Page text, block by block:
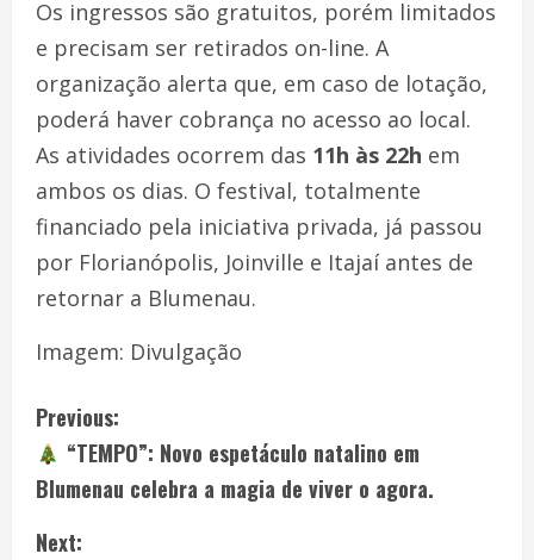
Os ingressos são gratuitos, porém limitados
e precisam ser retirados on-line. A
organização alerta que, em caso de lotação,
poderá haver cobrança no acesso ao local.
As atividades ocorrem das 11h às 22h em
ambos os dias. O festival, totalmente
financiado pela iniciativa privada, já passou
por Florianópolis, Joinville e Itajaí antes de
retornar a Blumenau.
Imagem: Divulgação
Previous:
“TEMPO”: Novo espetáculo natalino em
Blumenau celebra a magia de viver o agora.
Next: